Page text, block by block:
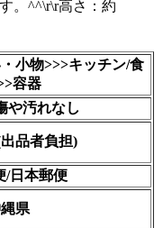
小物>>>キッチン/食
容器
や汚れなし
品者負担)
/日本郵便
県